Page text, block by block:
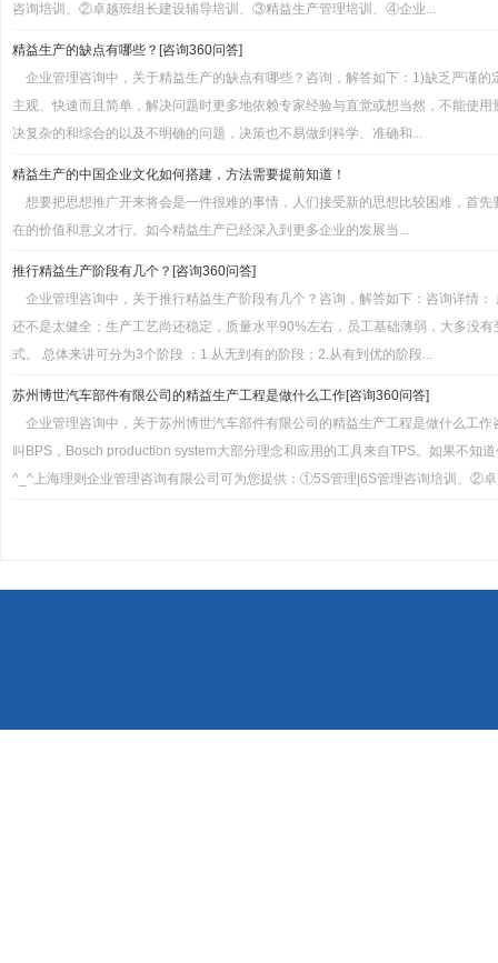
咨询培训、②卓越班组长建设辅导培训、③精益生产管理培训、④企业...
精益生产的缺点有哪些？[咨询360问答]
企业管理咨询中，关于精益生产的缺点有哪些？咨询，解答如下：1)缺乏严谨
主观、快速而且简单，解决问题时更多地依赖专家经验与直觉或想当然，不能使
决复杂的和综合的以及不明确的问题，决策也不易做到科学、准确和...
精益生产的中国企业文化如何搭建，方法需要提前知道！
想要把思想推广开来将会是一件很难的事情，人们接受新的思想比较困难，首
在的价值和意义才行。如今精益生产已经深入到更多企业的发展当...
推行精益生产阶段有几个？[咨询360问答]
企业管理咨询中，关于推行精益生产阶段有几个？咨询，解答如下：咨询详情
还不是太健全；生产工艺尚还稳定，质量水平90%左右，员工基础薄弱，大多没
式。 总体来讲可分为3个阶段 ：1.从无到有的阶段；2.从有到优的阶段...
苏州博世汽车部件有限公司的精益生产工程是做什么工作[咨询360问答]
企业管理咨询中，关于苏州博世汽车部件有限公司的精益生产工程是做什么工
叫BPS，Bosch production system大部分理念和应用的工具来自TPS。如果不知
^_^上海理则企业管理咨询有限公司可为您提供：①5S管理|6S管理咨询培训、②卓